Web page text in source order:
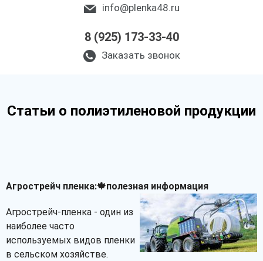
info@plenka48.ru
8 (925) 173-33-40
Заказать звонок
Статьи о полиэтиленовой продукции
Агрострейч пленка:🍁полезная информация
Агрострейч-пленка - один из
наиболее часто
используемых видов пленки
в сельском хозяйстве.